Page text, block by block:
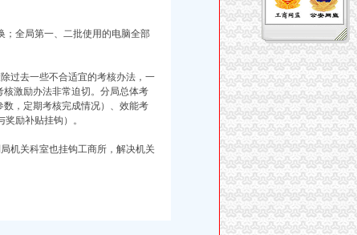
全局第一、二批使用的电脑全部
过去一些不合适宜的考核办法，一
激励办法非常迫切。分局总体考
数，定期考核完成情况）、效能考
励补贴挂钩）。
机关科室也挂钩工商所，解决机关